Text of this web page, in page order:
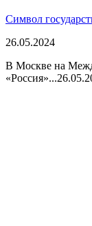
Символ
26.05.2024
В Москве на
«Россия»...